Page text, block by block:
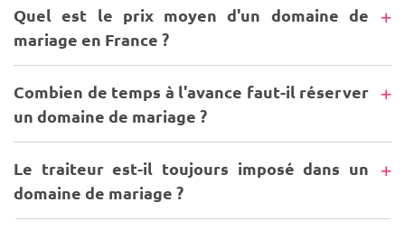
Quel est le prix moyen d'un domaine de
mariage en France ?
Combien de temps à l'avance faut-il réserver
un domaine de mariage ?
Le traiteur est-il toujours imposé dans un
domaine de mariage ?